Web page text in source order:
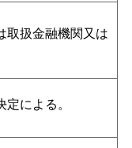
取扱金融機関又は
による。